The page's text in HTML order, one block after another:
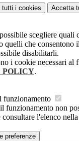
tutti i cookies Accetta
scegliere quali
quelli che consentono
disabilitarli.
i cookie necessari al
POLICY.
funzionamento
funzionamento non
l'elenco
preferenze